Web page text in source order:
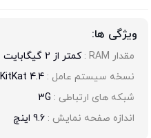
ویژگی ها:
مقدار RAM :
کمتر از 2 گیگابایت
نسخه سیستم عامل : 4.4 KitKat
شبکه های ارتباطی : 3G
اندازه صفحه نمایش : 9.6 اینچ